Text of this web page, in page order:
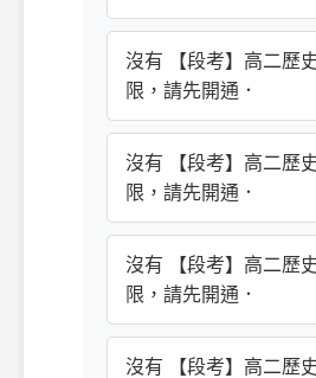
沒有 【段考】高二歷
限，請先開通．
沒有 【段考】高二歷
限，請先開通．
沒有 【段考】高二歷
限，請先開通．
沒有 【段考】高二歷